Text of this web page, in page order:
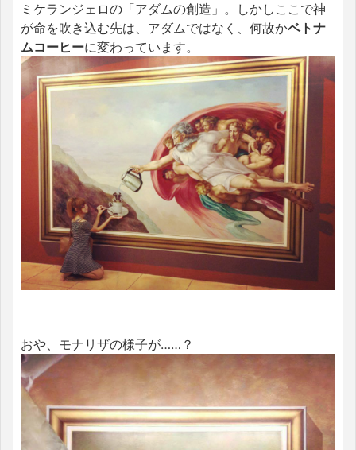
ミケランジェロの「アダムの創造」。しかしここで神
が命を吹き込む先は、アダムではなく、何故かベトナ
ムコーヒーに変わっています。
おや、モナリザの様子が……？